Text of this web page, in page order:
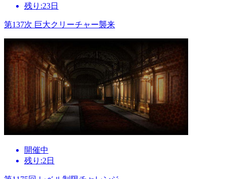
残り:23日
第137次 巨大クリーチャー襲来
開催中
残り:2日